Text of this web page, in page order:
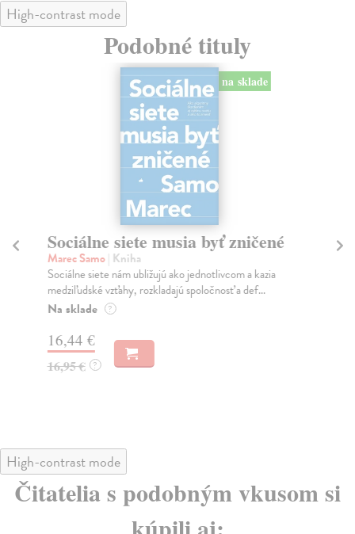
High-contrast mode
Podobné tituly
na sklade
Sociálne siete musia byť zničené
Marec Samo| Kniha
Sociálne siete nám ubližujú ako jednotlivcom a kazia
medziľudské vzťahy, rozkladajú spoločnosť a def...
Na sklade ?
16,44 €
16,95 € ?
High-contrast mode
Čitatelia s podobným vkusom si